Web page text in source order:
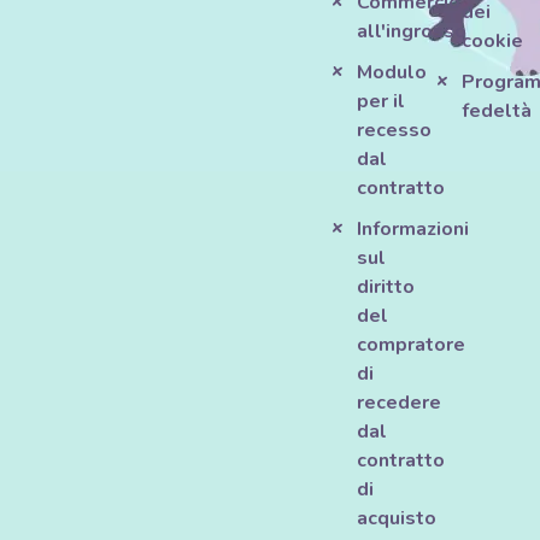
all'ingrosso
Modulo
per il
recesso
dal
contratto
Informazioni
sul
diritto
del
compratore
di
recedere
dal
contratto
di
acquisto
dei
cookie
fedeltà